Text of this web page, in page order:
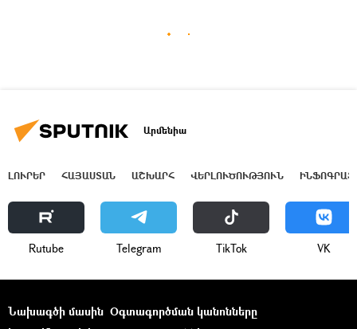
Արմենիա
ԼՈՒՐԵՐ ՀԱՅԱՍՏԱՆ ԱՇԽԱՐՀ ՎԵՐԼՈՒԾՈՒԹՅՈՒՆ
Rutube Telegram ТikТоk VK
Նախագծի մասին Օգտագործման կանոնները